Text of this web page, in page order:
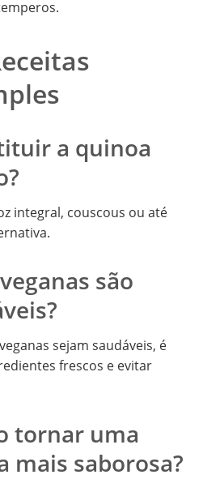
a quinoa
integral, couscous ou até
são
sejam saudáveis, é
frescos e evitar
tornar uma
mais saborosa?